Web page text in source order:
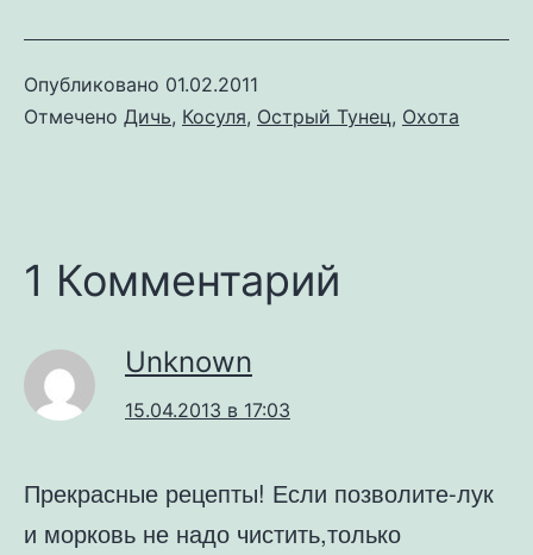
Опубликовано 01.02.2011
Отмечено Дичь, Косуля, Острый Тунец, Охота
1 Комментарий
Unknown
15.04.2013 в 17:03
Прекрасные рецепты! Если позволите-лук
и морковь не надо чистить,только